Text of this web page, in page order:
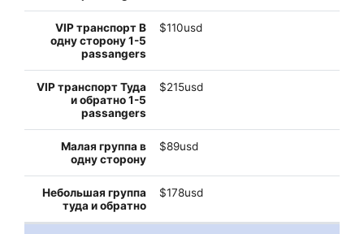
$110usd
$215usd
$89usd
$178usd